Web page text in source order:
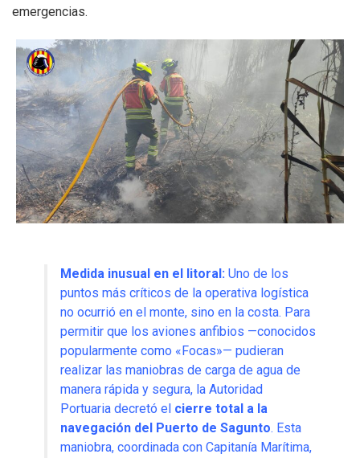
emergencias.
Medida inusual en el litoral: Uno de los
puntos más críticos de la operativa logística
no ocurrió en el monte, sino en la costa. Para
permitir que los aviones anfibios —conocidos
popularmente como «Focas»— pudieran
realizar las maniobras de carga de agua de
manera rápida y segura, la Autoridad
Portuaria decretó el cierre total a la
navegación del Puerto de Sagunto. Esta
maniobra, coordinada con Capitanía Marítima,